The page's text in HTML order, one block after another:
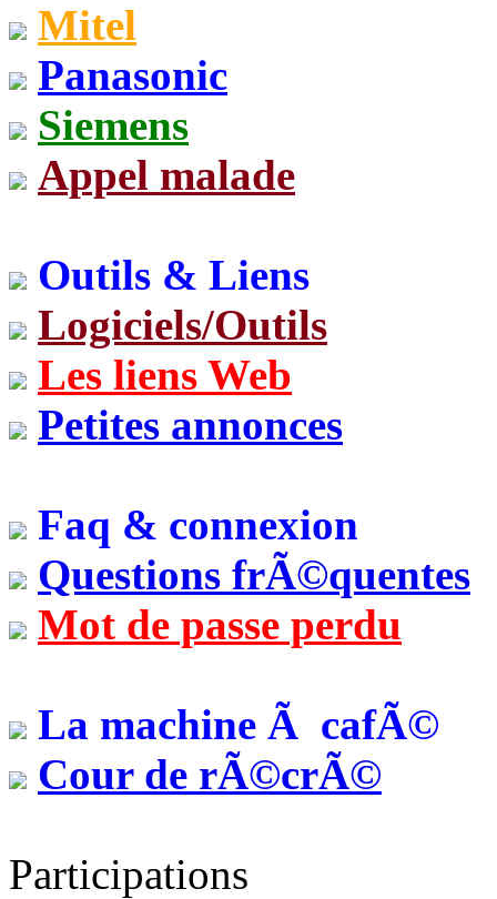
Mitel
Panasonic
Siemens
Appel malade
Outils & Liens
Logiciels/Outils
Les liens Web
Petites annonces
Faq & connexion
Questions frÃ©quentes
Mot de passe perdu
La machine Ã cafÃ©
Cour de rÃ©crÃ©
Participations